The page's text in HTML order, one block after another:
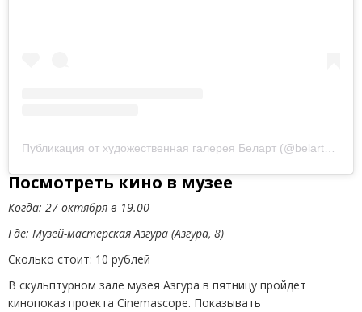
Публикация от художественная галерея Беларт (@belart_gallery_minsk)
Посмотреть кино в музее
Когда: 27 октября в 19.00
Где: Музей-мастерская Азгура (Азгура, 8)
Сколько стоит: 10 рублей
В скульптурном зале музея Азгура в пятницу пройдет
кинопоказ проекта Cinemascope. Показывать